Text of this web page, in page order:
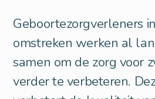
Geboortezorgverleners
omstreken werken al
samen om de zorg voor
verder te verbeteren.